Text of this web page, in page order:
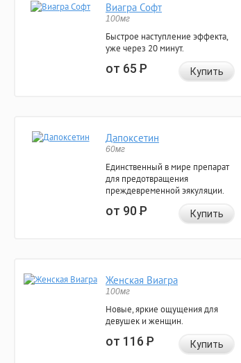
Виагра Софт
100мг
Быстрое наступление эффекта,
уже через 20 минут.
от 65Р Купить
Дапоксетин
60мг
Единственный в мире препарат
для предотвращения
преждевременной эякуляции.
от 90Р Купить
Женская Виагра
100мг
Новые, яркие ощущения для
девушек и женщин.
от 116Р Купить